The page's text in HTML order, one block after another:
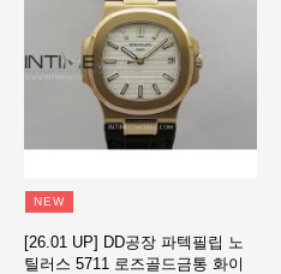
NEW
[26.01 UP] DD공장 파텍필립 노
틸러스 5711 로즈골드금통 화이